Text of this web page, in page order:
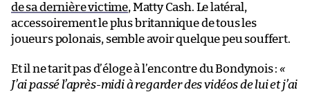
de sa dernière victime, Matty Cash. Le latéral,
accessoirement le plus britannique de tous les
joueurs polonais, semble avoir quelque peu souffert.
Et il ne tarit pas d’éloge à l’encontre du Bondynois :«
J’ai passé l’après-midi à regarder des vidéos de lui et j’ai